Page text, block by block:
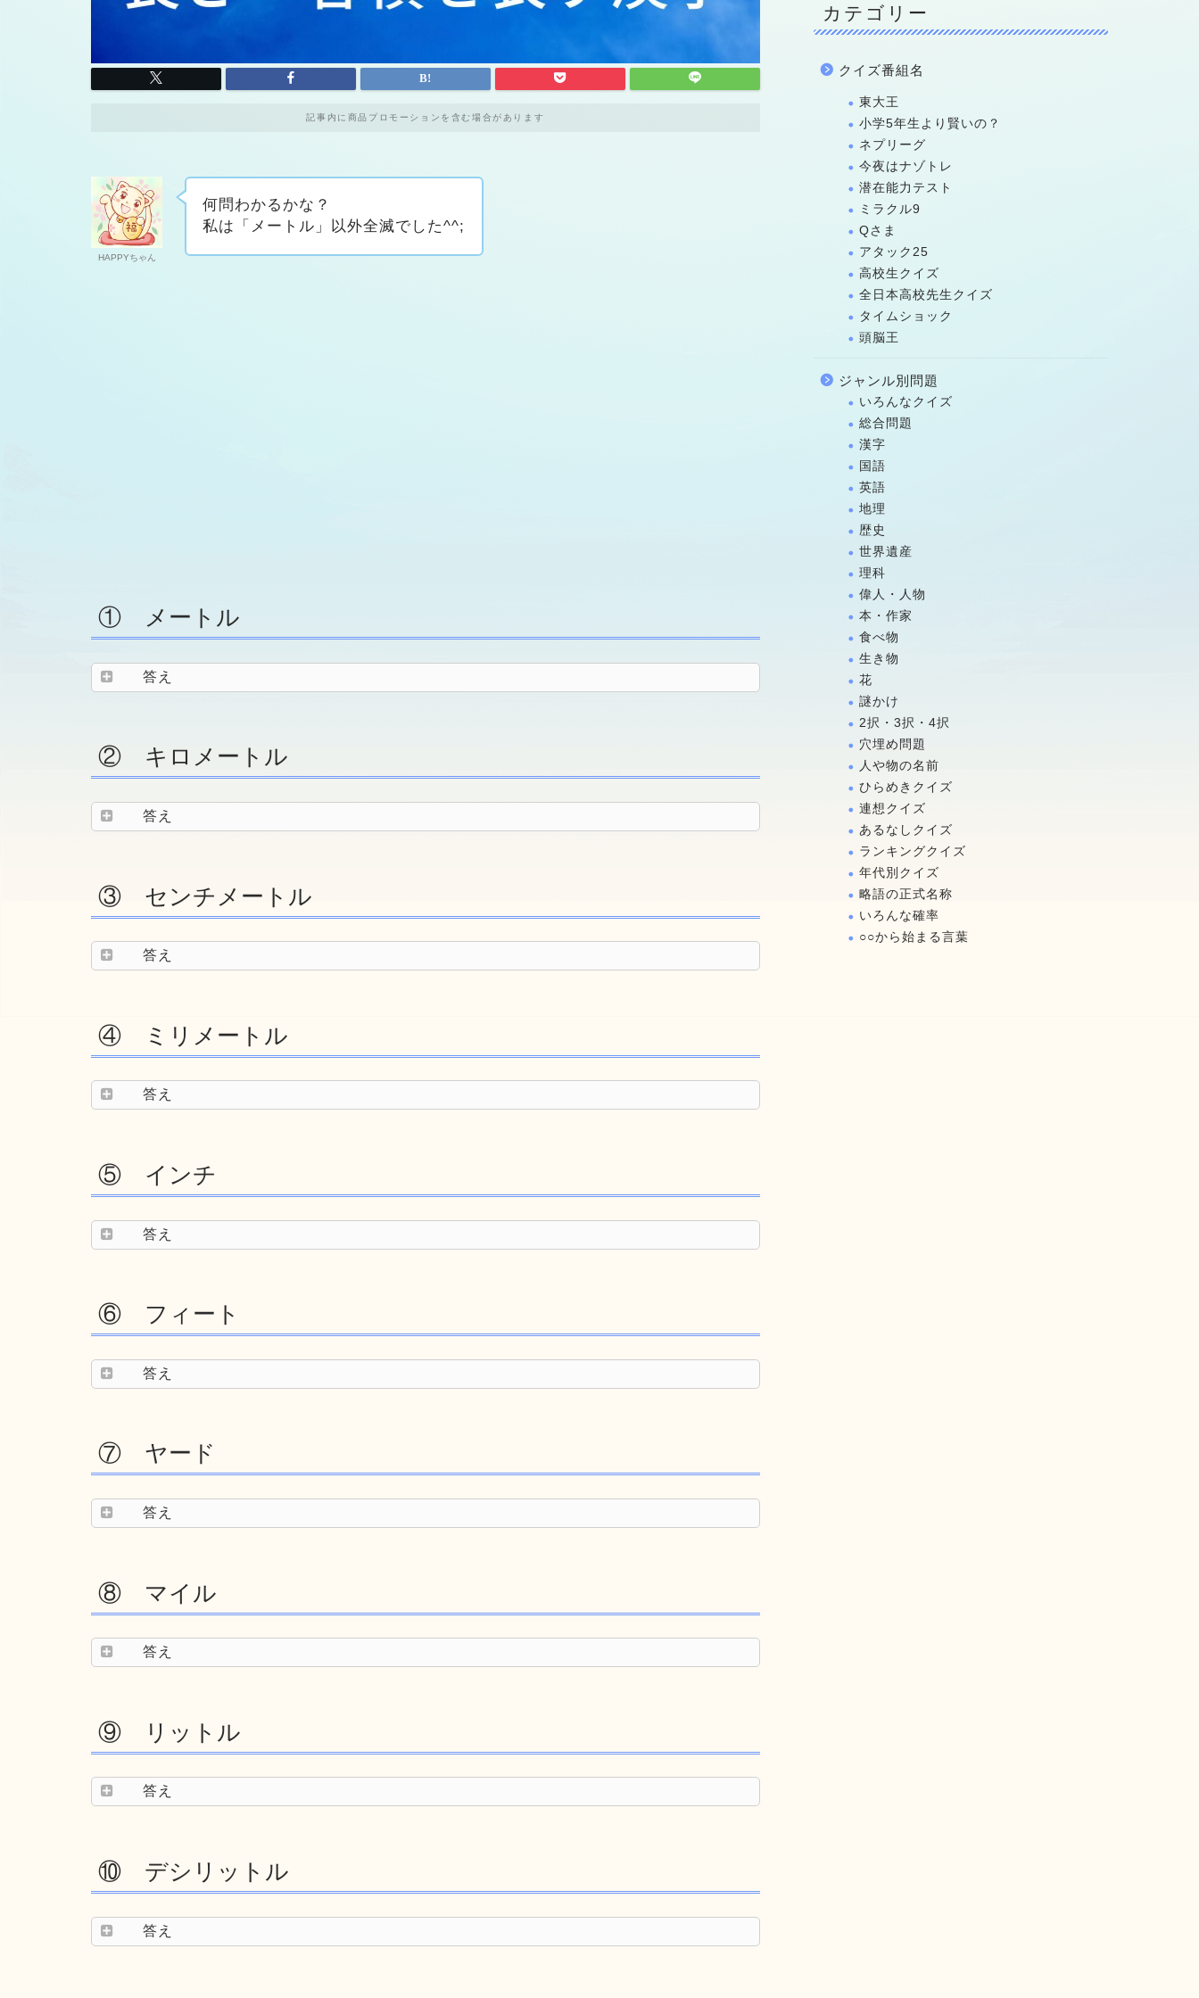
記事内に商品プロモーションを含む場合があります
HAPPYちゃん
何問わかるかな？
私は「メートル」以外全滅でした^^;
① メートル
答え
② キロメートル
答え
③ センチメートル
答え
④ ミリメートル
答え
⑤ インチ
答え
⑥ フィート
答え
⑦ ヤード
答え
⑧ マイル
答え
⑨ リットル
答え
⑩ デシリットル
答え
カテゴリー
クイズ番組名
東大王
小学5年生より賢いの？
ネプリーグ
今夜はナゾトレ
潜在能力テスト
ミラクル9
Qさま
アタック25
高校生クイズ
全日本高校先生クイズ
タイムショック
頭脳王
ジャンル別問題
いろんなクイズ
総合問題
漢字
国語
英語
地理
歴史
世界遺産
理科
偉人・人物
本・作家
食べ物
生き物
花
謎かけ
2択・3択・4択
穴埋め問題
人や物の名前
ひらめきクイズ
連想クイズ
あるなしクイズ
ランキングクイズ
年代別クイズ
略語の正式名称
いろんな確率
○○から始まる言葉